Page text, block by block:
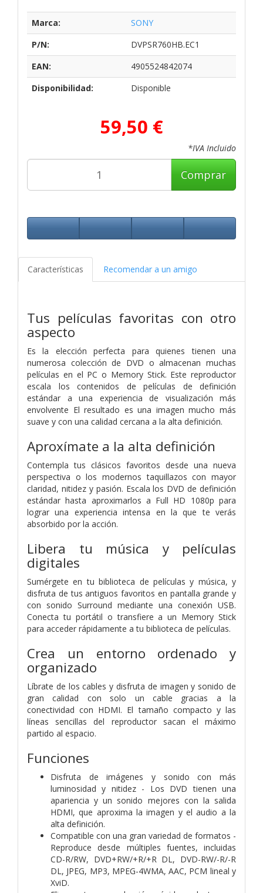
Marca:
SONY
P/N:
DVPSR760HB.EC1
EAN:
4905524842074
Disponibilidad:
Disponible
59,50 €
*IVA Incluido
Comprar
Características Recomendar a un amigo
Tus películas favoritas con otro
aspecto
Es la elección perfecta para quienes tienen una
numerosa colección de DVD o almacenan muchas
películas en el PC o Memory Stick. Este reproductor
escala los contenidos de películas de definición
estándar a una experiencia de visualización más
envolvente El resultado es una imagen mucho más
suave y con una calidad cercana a la alta definición.
Aproxímate a la alta definición
Contempla tus clásicos favoritos desde una nueva
perspectiva o los modernos taquillazos con mayor
claridad, nitidez y pasión. Escala los DVD de definición
estándar hasta aproximarlos a Full HD 1080p para
lograr una experiencia intensa en la que te verás
absorbido por la acción.
Libera tu música y películas
digitales
Sumérgete en tu biblioteca de películas y música, y
disfruta de tus antiguos favoritos en pantalla grande y
con sonido Surround mediante una conexión USB.
Conecta tu portátil o transfiere a un Memory Stick
para acceder rápidamente a tu biblioteca de películas.
Crea un entorno ordenado y
organizado
Líbrate de los cables y disfruta de imagen y sonido de
gran calidad con solo un cable gracias a la
conectividad con HDMI. El tamaño compacto y las
líneas sencillas del reproductor sacan el máximo
partido al espacio.
Funciones
Disfruta de imágenes y sonido con más
luminosidad y nitidez - Los DVD tienen una
apariencia y un sonido mejores con la salida
HDMI, que aproxima la imagen y el audio a la
alta definición.
Compatible con una gran variedad de formatos -
Reproduce desde múltiples fuentes, incluidas
CD-R/RW, DVD+RW/+R/+R DL, DVD-RW/-R/-R
DL, JPEG, MP3, MPEG-4WMA, AAC, PCM lineal y
XviD.